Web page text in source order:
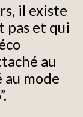
il existe
pas et qui
au
mode